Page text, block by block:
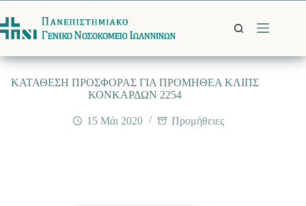
στο
περιεχόμενο
ΚΑΤΑΘΕΣΗ ΠΡΟΣΦΟΡΑΣ ΓΙΑ ΠΡΟΜΗΘΕΑ ΚΛΙΠΣ
ΚΟΝΚΑΡΔΩΝ 2254
15 Μάι 2020 Προμήθειες